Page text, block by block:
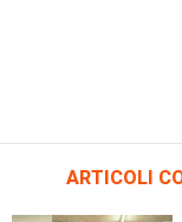
ARTICOLI